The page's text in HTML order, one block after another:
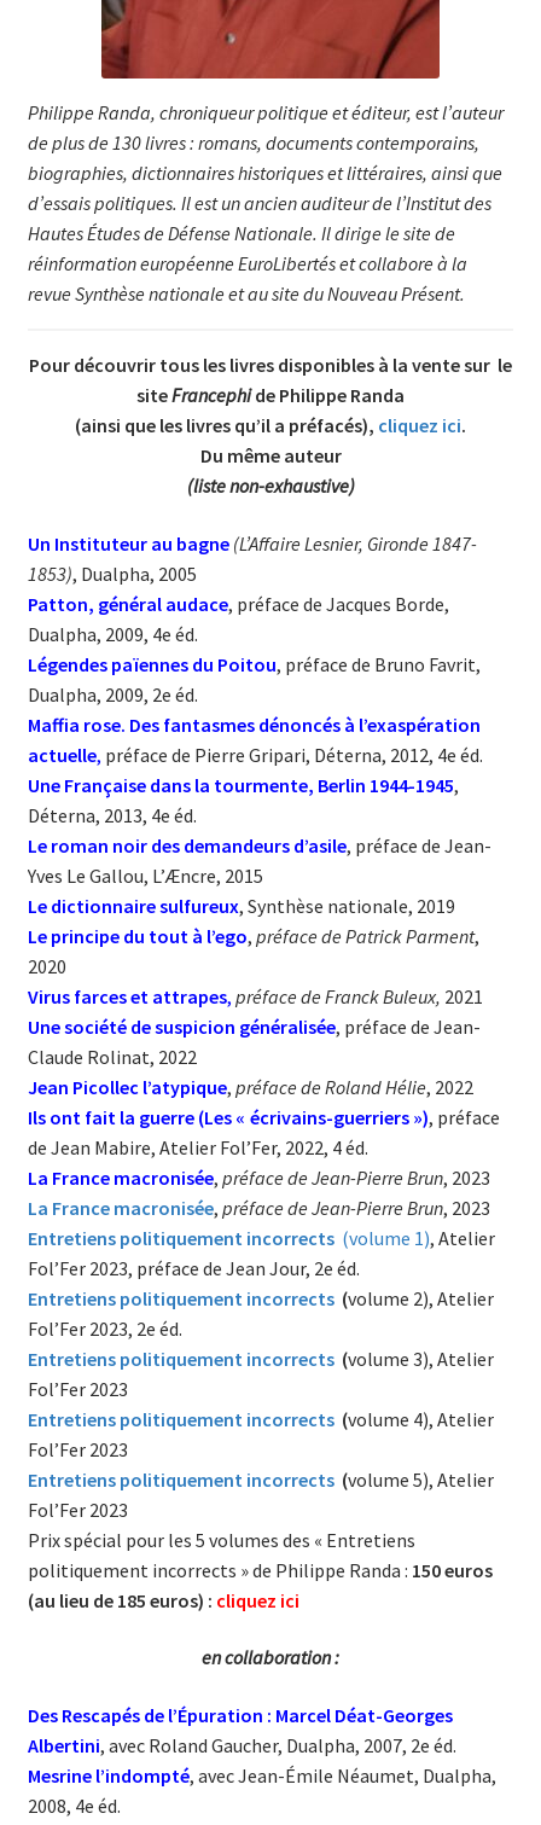
Philippe Randa, chroniqueur politique et éditeur, est l’auteur
de plus de 130 livres : romans, documents contemporains,
biographies, dictionnaires historiques et littéraires, ainsi que
d’essais politiques. Il est un ancien auditeur de l’Institut des
Hautes Études de Défense Nationale. Il dirige le site de
réinformation européenne EuroLibertés et collabore à la
revue Synthèse nationale et au site du Nouveau Présent.
Pour découvrir tous les livres disponibles à la vente sur le
siteFrancephide Philippe Randa
(ainsi que les livres qu’il a préfacés), cliquez ici.
Du même auteur
(liste non-exhaustive)
Un Instituteur au bagne (L’Affaire Lesnier, Gironde 1847-
1853), Dualpha, 2005
Patton, général audace, préface de Jacques Borde,
Dualpha, 2009, 4e éd.
Légendes païennes du Poitou, préface de Bruno Favrit,
Dualpha, 2009, 2e éd.
Maffia rose. Des fantasmes dénoncés à l’exaspération
actuelle, préface de Pierre Gripari, Déterna, 2012, 4e éd.
Une Française dans la tourmente, Berlin 1944-1945,
Déterna, 2013, 4e éd.
Le roman noir des demandeurs d’asile, préface de Jean-
Yves Le Gallou, L’Æncre, 2015
Le dictionnaire sulfureux, Synthèse nationale, 2019
Le principe du tout à l’ego, préface de Patrick Parment,
2020
Virus farces et attrapes, préface de Franck Buleux, 2021
Une société de suspicion généralisée, préface de Jean-
Claude Rolinat, 2022
Jean Picollec l’atypique, préface de Roland Hélie, 2022
Ils ont fait la guerre (Les « écrivains-guerriers »), préface
de Jean Mabire, Atelier Fol’Fer, 2022, 4 éd.
La France macronisée, préface de Jean-Pierre Brun, 2023
La France macronisée, préface de Jean-Pierre Brun, 2023
Entretiens politiquement incorrects (volume 1), Atelier
Fol’Fer 2023, préface de Jean Jour, 2e éd.
Entretiens politiquement incorrects (volume 2), Atelier
Fol’Fer 2023, 2e éd.
Entretiens politiquement incorrects(volume 3), Atelier
Fol’Fer 2023
Entretiens politiquement incorrects (volume 4), Atelier
Fol’Fer 2023
Entretiens politiquement incorrects(volume 5), Atelier
Fol’Fer 2023
Prix spécial pour les 5 volumes des « Entretiens
politiquement incorrects » de Philippe Randa : 150 euros
(au lieu de 185 euros) : cliquez ici
en collaboration :
Des Rescapés de l’Épuration : Marcel Déat-Georges
Albertini, avec Roland Gaucher, Dualpha, 2007, 2e éd.
Mesrine l’indompté, avec Jean-Émile Néaumet, Dualpha,
2008, 4e éd.